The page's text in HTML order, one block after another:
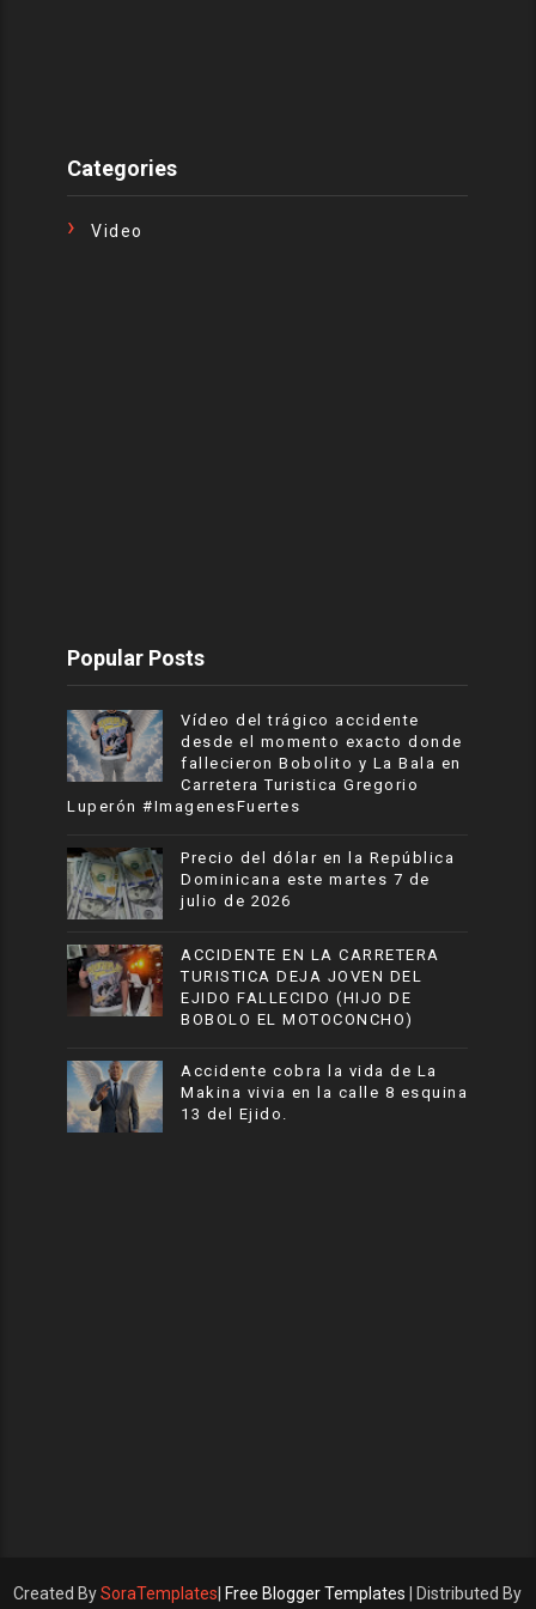
Categories
Video
Popular Posts
Vídeo del trágico accidente
desde el momento exacto donde
fallecieron Bobolito y La Bala en
Carretera Turistica Gregorio
Luperón #ImagenesFuertes
Precio del dólar en la República
Dominicana este martes 7 de
julio de 2026
ACCIDENTE EN LA CARRETERA
TURISTICA DEJA JOVEN DEL
EJIDO FALLECIDO (HIJO DE
BOBOLO EL MOTOCONCHO)
Accidente cobra la vida de La
Makina vivia en la calle 8 esquina
13 del Ejido.
Created BySoraTemplates Free Blogger Templates | Distributed By